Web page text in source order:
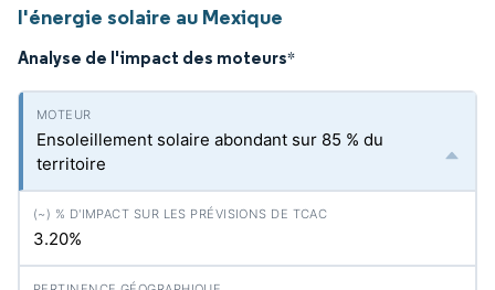
l'énergie solaire au Mexique
Analyse de l'impact des moteurs*
Ensoleillement solaire abondant sur 85 % du
territoire
3.20%